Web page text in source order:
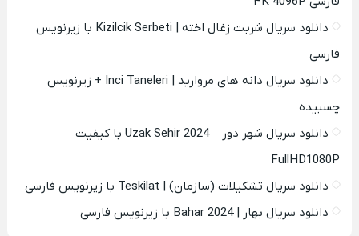
دانلود سریال شربت زغال اخته | Kizilcik Serbeti با زیرنویس
فارسی
دانلود سریال دانه های مروارید | Inci Taneleri + زیرنویس
چسبیده
دانلود سریال شهر دور – Uzak Sehir 2024 با کیفیت
FullHD1080P
دانلود سریال تشکیلات (سازمان) | Teskilat با زیرنویس فارسی
دانلود سریال بهار | Bahar 2024 با زیرنویس فارسی